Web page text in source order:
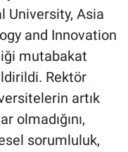
University, Asia
and Innovation
mutabakat
Rektör
artık
olmadığını,
sorumluluk,